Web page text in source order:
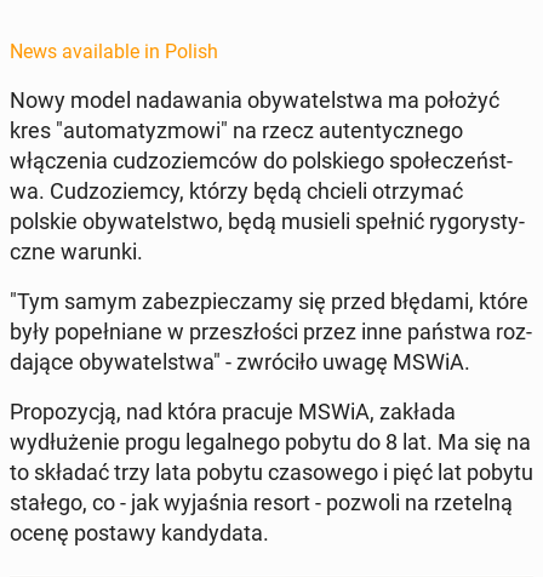
News available in Polish
Nowy model nadawa­nia oby­wa­telst­wa ma położyć
kres "au­tomatyz­mowi" na rzecz au­t­en­ty­cznego
włączenia cud­zoziem­ców do pol­skiego społeczeńst­
wa. Cud­zoziem­cy, którzy będą chcieli otrzy­mać
polskie oby­wa­telst­wo, będą musieli spełnić ry­go­rysty­
czne warunki.
"Tym samym zabez­piecza­my się przed błędami, które
były popeł­ni­ane w przeszłoś­ci przez inne państwa roz­
da­jące oby­wa­telst­wa" - zwró­ciło uwagę MSWiA.
Propozy­cją, nad która pracuje MSWiA, zakłada
wydłuże­nie progu legal­nego pobytu do 8 lat. Ma się na
to składać trzy lata pobytu cza­sowego i pięć lat pobytu
stałego, co - jak wy­jaś­nia resort - pozwoli na rzetel­ną
ocenę postawy kandy­da­ta.